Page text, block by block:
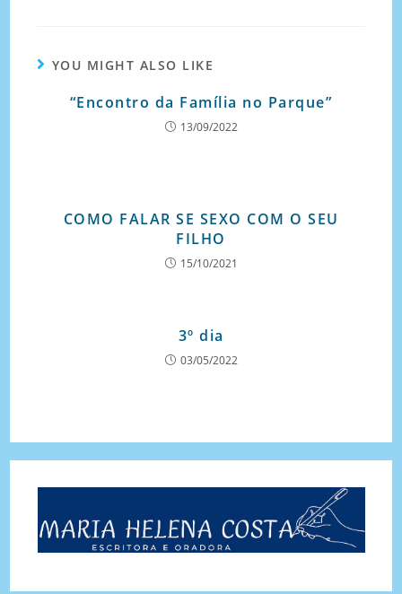
YOU MIGHT ALSO LIKE
“Encontro da Família no Parque”
13/09/2022
COMO FALAR SE SEXO COM O SEU
FILHO
15/10/2021
3º dia
03/05/2022